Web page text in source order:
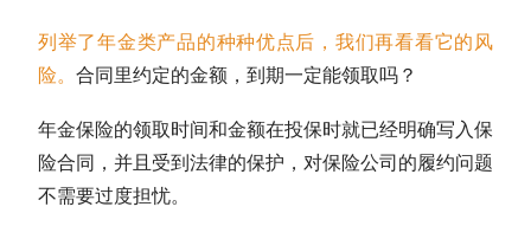
列举了年金类产品的种种优点后，我们再看看它的风
险。 合同里约定的金额，到期一定能领取吗？
年金保险的领取时间和金额在投保时就已经明确写入保
险合同，并且受到法律的保护，对保险公司的履约问题
不需要过度担忧。